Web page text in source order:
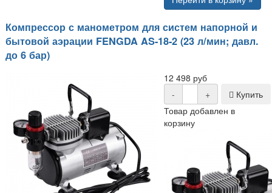
Компрессор с манометром для систем напорной и
бытовой аэрации FENGDA AS-18-2 (23 л/мин; давл.
до 6 бар)
12 498 руб
-
+
Купить
Товар добавлен в
корзину